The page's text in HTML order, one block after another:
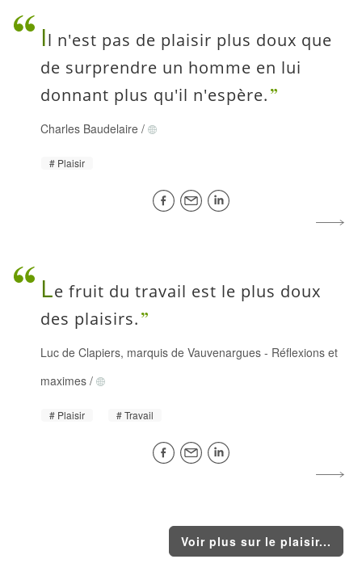
Il n'est pas de plaisir plus doux que
de surprendre un homme en lui
donnant plus qu'il n'espère.
Charles Baudelaire /
Plaisir
Le fruit du travail est le plus doux
des plaisirs.
Luc de Clapiers, marquis de Vauvenargues - Réflexions et
maximes /
Plaisir Travail
Voir plus sur le plaisir...